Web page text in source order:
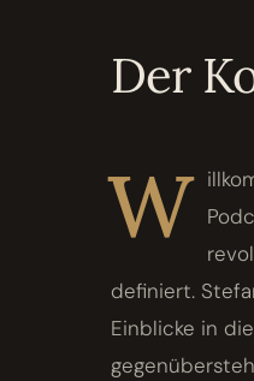
Der
W
definiert.
Einblicke in